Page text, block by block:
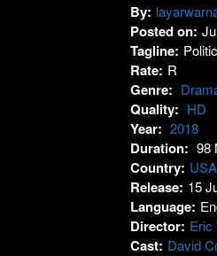
By:
Posted on:
Tagline:
Rate: R
Genre:
Quality: HD
Year: 2018
Duration: 98
Country: USA
Release: 15
Language:
Director: Eric
Cast: David